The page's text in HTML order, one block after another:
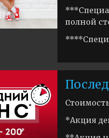
полной
*Акция